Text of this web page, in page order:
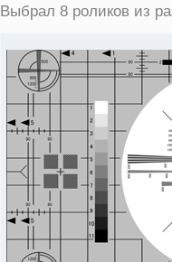
Выбрал 8 роликов из